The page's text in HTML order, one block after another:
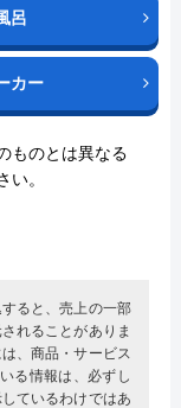
呂
カー
ものとは異なる
い。
ると、売上の一部
れることがありま
、商品・サービス
る情報は、必ずし
ているわけではあ